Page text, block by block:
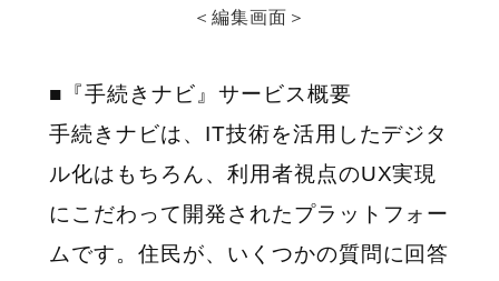
＜編集画面＞
■『手続きナビ』サービス概要
手続きナビは、IT技術を活用したデジタ
ル化はもちろん、利用者視点のUX実現
にこだわって開発されたプラットフォー
ムです。住民が、いくつかの質問に回答